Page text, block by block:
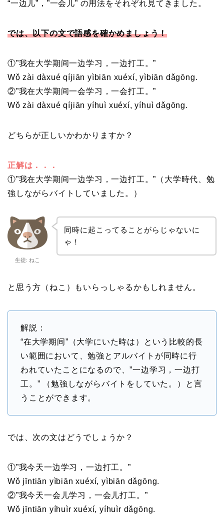
“一边儿”，”一会儿” の用法をそれぞれ見てきました。
では、以下の文で語感を確かめましょう！
①”我在大学期间一边学习，一边打工。”
Wǒ zài dàxué qíjiān yìbiān xuéxí, yìbiān dǎgōng.
②”我在大学期间一会学习，一会打工。”
Wǒ zài dàxué qíjiān yíhuì xuéxí, yíhuì dǎgōng.
どちらが正しいかわかりますか？
正解は．．．
①”我在大学期间一边学习，一边打工。”（大学時代、勉
強しながらバイトしていました。）
生徒: ねこ
同時に起こってることがらじゃないに
ゃ！
と思う方（ねこ）もいらっしゃるかもしれません。
解説：
“在大学期间”（大学にいた時は）という比較的長
い範囲において、勉強とアルバイトが同時に行
われていたことになるので、”一边学习，一边打
工。” （勉強しながらバイトをしていた。）と言
うことができます。
では、次の文はどうでしょうか？
①”我今天一边学习，一边打工。”
Wǒ jīntiān yìbiān xuéxí, yìbiān dǎgōng.
②”我今天一会儿学习，一会儿打工。”
Wǒ jīntiān yíhuìr xuéxí, yíhuìr dǎgōng.